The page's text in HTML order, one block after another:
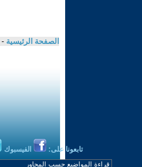
الصفحة الرئيسية -
تابعونا على: الفيسبوك